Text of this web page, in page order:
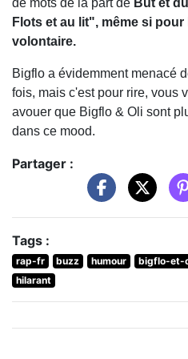
Flots et au lit", même si
volontaire.
Bigflo a évidemment menacé
fois, mais c'est pour rire, vous
avouer que Bigflo & Oli sont
dans ce mood.
Partager :
Tags :
rap-fr buzz humour bigflo-et-
hilarant